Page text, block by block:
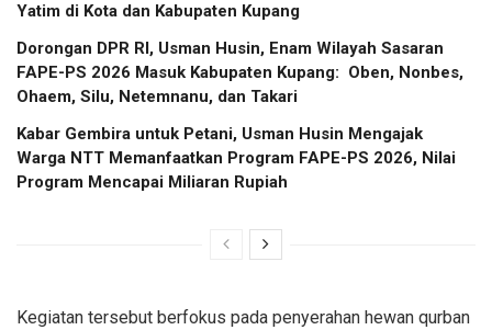
Yatim di Kota dan Kabupaten Kupang
Dorongan DPR RI, Usman Husin, Enam Wilayah Sasaran
FAPE-PS 2026 Masuk Kabupaten Kupang: Oben, Nonbes,
Ohaem, Silu, Netemnanu, dan Takari
Kabar Gembira untuk Petani, Usman Husin Mengajak
Warga NTT Memanfaatkan Program FAPE-PS 2026, Nilai
Program Mencapai Miliaran Rupiah
Kegiatan tersebut berfokus pada penyerahan hewan qurban